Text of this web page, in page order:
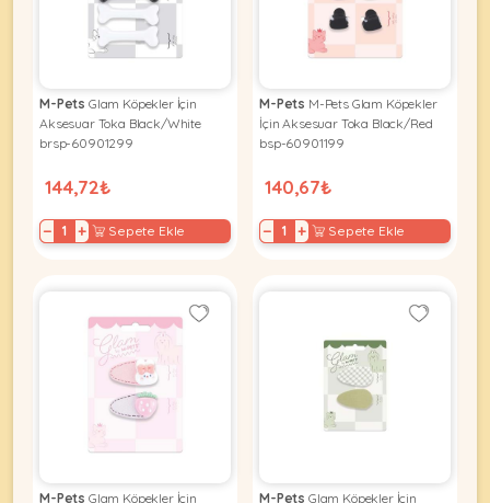
Ürünleri
Köpek
Ürünleri
M-Pets Glam Köpekler İçin
Aksesuar Toka Black/White
brsp-60901299
144,72₺
− + Sepete Ekle
M-Pets M-Pets Glam Köpekler
İçin Aksesuar Toka Black/Red
bsp-60901199
140,67₺
− + Sepete Ekle
M-Pets Glam Köpekler İçin
M-Pets Glam Köpekler İçin